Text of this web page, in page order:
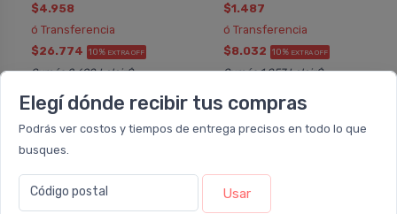
Elegí dónde recibir tus compras
Podrás ver costos y tiempos de entrega precisos en todo lo que
busques.
Código postal Usar
$4.958
ó Transferencia
$26.774 10% EXTRA OFF
Sumás 2.690 Leloir$
$1.487
ó Transferencia
$8.032 10% EXTRA OFF
Sumás 1.857 Leloir$
15%